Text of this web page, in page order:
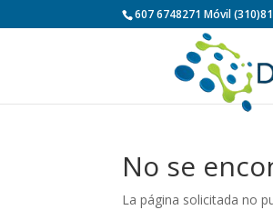
607 6748271 Móvil
No se
La página solicitada no